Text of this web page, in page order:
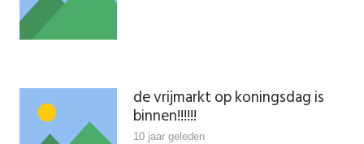
de vrijmarkt op koningsdag is
binnen!!!!!!
10 jaar geleden